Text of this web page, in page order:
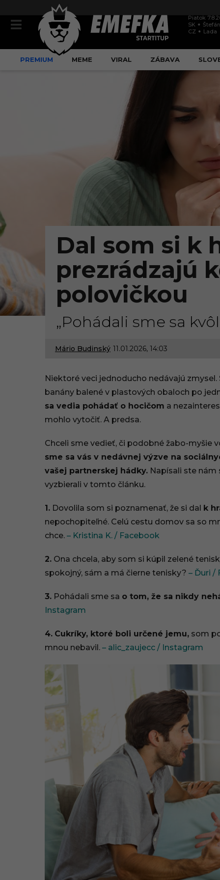
Piatok
SK
CZ
Lada
PREMIUM MEME VIRAL ZÁBAVA
Dal som si k
prezrádzajú
polovičkou
„Pohádali sme sa
Mário Budinský 11.01.2026, 14:03
1
0
.
2
0
2
6
1
4
Niektoré veci jednoducho nedávajú
banány balené v plastových obaloch po
sa vedia pohádať o hocičom a
mohlo vytočiť. A predsa.
Chceli sme vedieť, či podobné žabo-myšie
sme sa vás v nedávnej výzve na
vašej partnerskej hádky. Napísali ste
vyzbierali v tomto článku.
1. Dovolila som si poznamenať, že si dal k
nepochopiteľné. Celú cestu domov sa so
chce. – Kristina K. / Facebook
2. Ona chcela, aby som si kúpil zelené
spokojný, sám a má čierne tenisky? – Ďuri /
3. Pohádali sme sa o tom, že sa nikdy
Instagram
4. Cukríky, ktoré boli určené jemu, som
mnou nebavil. – alic_zaujecc / Instagram